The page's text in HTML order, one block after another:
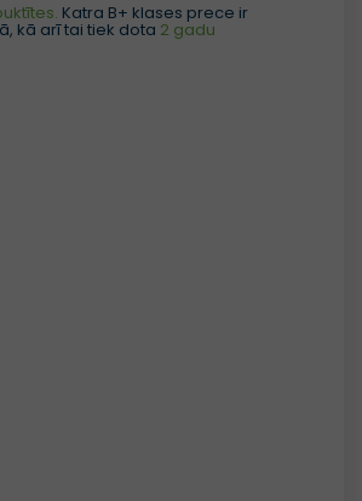
Katra B+ klases prece ir
kā arī tai tiek dota 2 gadu